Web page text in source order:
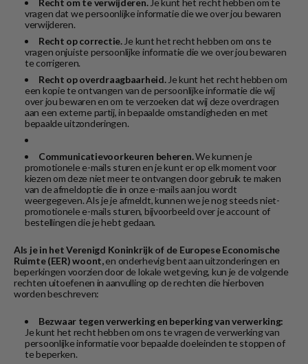
Recht om te verwijderen.Je kunt het recht hebben om te
vragen dat we persoonlijke informatie die we over jou bewaren
verwijderen.
Recht op correctie.Je kunt het recht hebben om ons te
vragen onjuiste persoonlijke informatie die we over jou bewaren
te corrigeren.
Recht op overdraagbaarheid.Je kunt het recht hebben om
een kopie te ontvangen van de persoonlijke informatie die wij
over jou bewaren en om te verzoeken dat wij deze overdragen
aan een externe partij, in bepaalde omstandigheden en met
bepaalde uitzonderingen.
Communicatievoorkeuren beheren.We kunnen je
promotionele e-mails sturen en je kunt er op elk moment voor
kiezen om deze niet meer te ontvangen door gebruik te maken
van de afmeldoptie die in onze e-mails aan jou wordt
weergegeven. Als je je afmeldt, kunnen we je nog steeds niet-
promotionele e-mails sturen, bijvoorbeeld over je account of
bestellingen die je hebt gedaan.
Als je in het Verenigd Koninkrijk of de Europese Economische
Ruimte (EER) woont,en onderhevig bent aan uitzonderingen en
beperkingen voorzien door de lokale wetgeving, kun je de volgende
rechten uitoefenen in aanvulling op de rechten die hierboven
worden beschreven:
Bezwaar tegen verwerking en beperking van verwerking:
Je kunt het recht hebben om ons te vragen de verwerking van
persoonlijke informatie voor bepaalde doeleinden te stoppen of
te beperken.